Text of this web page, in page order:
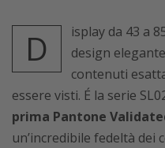
D
isplay da 43 a
design
contenuti
essere visti. É la serie
prima Pantone
un’incredibile fedeltà dei